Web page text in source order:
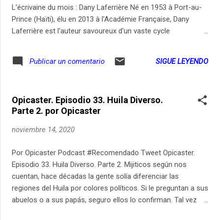
crevants d’ouvrier en usine (occupé, pa...
L’écrivaine du mois : Dany Laferrière Né en 1953 à Port-au-
Prince (Haïti), élu en 2013 à l'Académie Française, Dany
Laferrière est l'auteur savoureux d'un vaste cycle
Comment faire avec l'amour avec un Nègre sans se fatiguer
» (1985), « Vers le Sud » (2006) ou « L'Enigme du retour »
cette année, dit beaucoup sur sa vie : « L'Exil vaut le voyage
». En partenariat avec Babelio (1/3) L’énigme de l’arrivée
C’est l’histoire d’un marmot des Caraïbes aux genoux
malicieux, réussit peu à peu à « faire disparaître l’argent », à
voyager et à manger sans débourser un seul centime, à «
traverser le monde en sifflotant ». D’un jeune Haïtien...
Publicar un comentario SIGUE LEYENDO
Opicaster. Episodio 33. Huila Diverso.
Parte 2. por Opicaster
noviembre 14, 2020
Por Opicaster Podcast #Recomendado Tweet Opicaster.
Episodio 33. Huila Diverso. Parte 2. Mijiticos según nos
cuentan, hace décadas la gente solía diferenciar las
regiones del Huila por colores políticos. Si le preguntan a sus
abuelos o a sus papás, seguro ellos lo confirman. Tal vez